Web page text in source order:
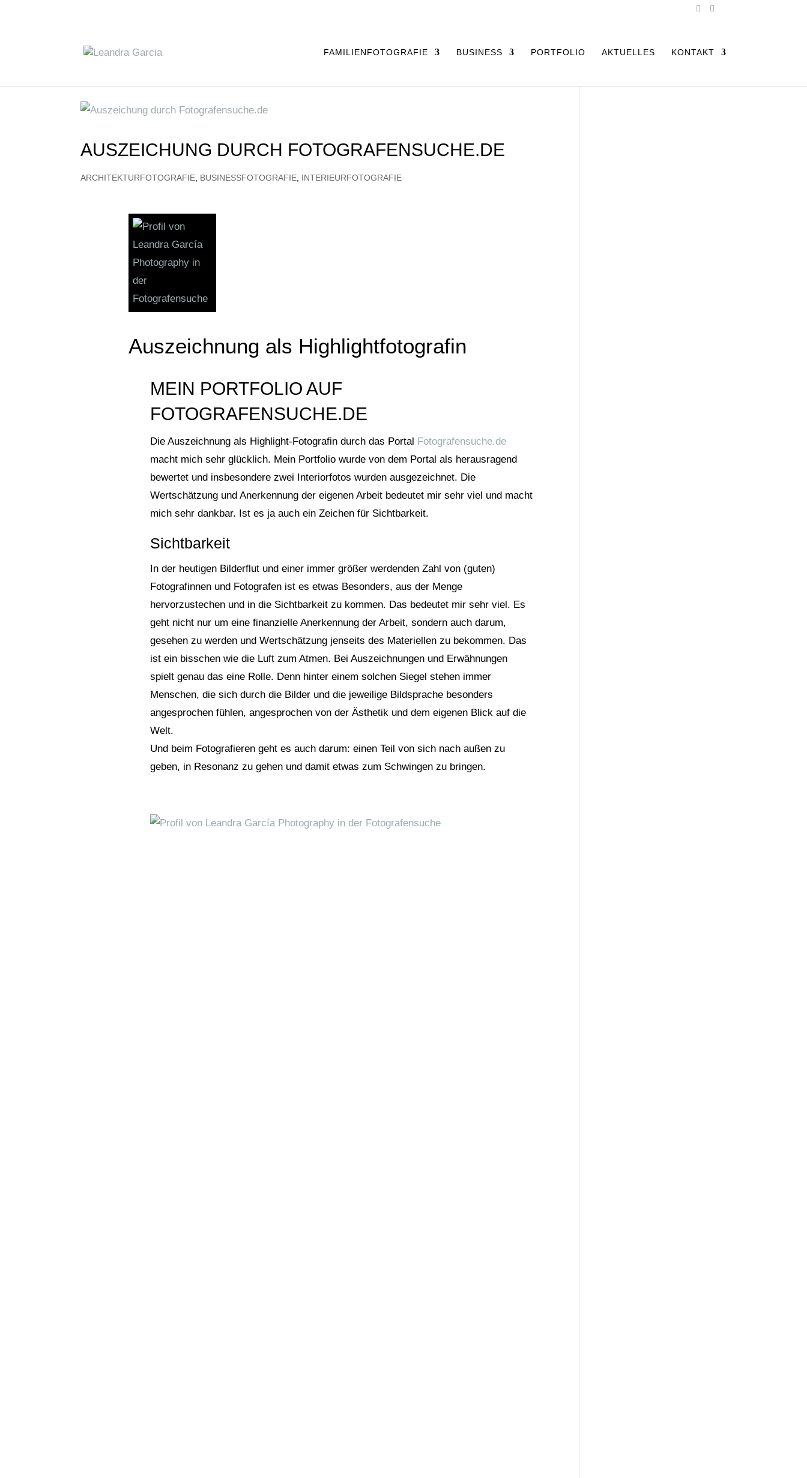
FAMILIENFOTOGRAFIE BUSINESS PORTFOLIO AKTUELLES KONTAKT
AUSZEICHUNG DURCH FOTOGRAFENSUCHE.DE
ARCHITEKTURFOTOGRAFIE BUSINESSFOTOGRAFIE INTERIEURFOTOGRAFIE
Auszeichnung als Highlightfotografin
MEIN PORTFOLIO AUF
FOTOGRAFENSUCHE.DE
Die Auszeichnung als Highlight-Fotografin durch das Portal Fotografensuche.de
macht mich sehr glücklich. Mein Portfolio wurde von dem Portal als herausragend
bewertet und insbesondere zwei Interiorfotos wurden ausgezeichnet. Die
Wertschätzung und Anerkennung der eigenen Arbeit bedeutet mir sehr viel und macht
mich sehr dankbar. Ist es ja auch ein Zeichen für Sichtbarkeit.
Sichtbarkeit
In der heutigen Bilderflut und einer immer größer werdenden Zahl von (guten)
Fotografinnen und Fotografen ist es etwas Besonders, aus der Menge
hervorzustechen und in die Sichtbarkeit zu kommen. Das bedeutet mir sehr viel. Es
geht nicht nur um eine finanzielle Anerkennung der Arbeit, sondern auch darum,
gesehen zu werden und Wertschätzung jenseits des Materiellen zu bekommen. Das
ist ein bisschen wie die Luft zum Atmen. Bei Auszeichnungen und Erwähnungen
spielt genau das eine Rolle. Denn hinter einem solchen Siegel stehen immer
Menschen, die sich durch die Bilder und die jeweilige Bildsprache besonders
angesprochen fühlen, angesprochen von der Ästhetik und dem eigenen Blick auf die
Welt.
Und beim Fotografieren geht es auch darum: einen Teil von sich nach außen zu
geben, in Resonanz zu gehen und damit etwas zum Schwingen zu bringen.